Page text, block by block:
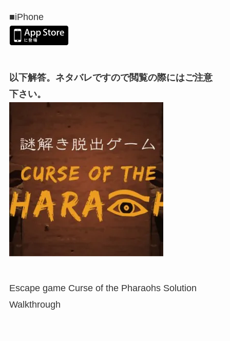
■iPhone
以下解答。ネタバレですので閲覧の際にはご注意
下さい。
Escape game Curse of the Pharaohs Solution
Walkthrough